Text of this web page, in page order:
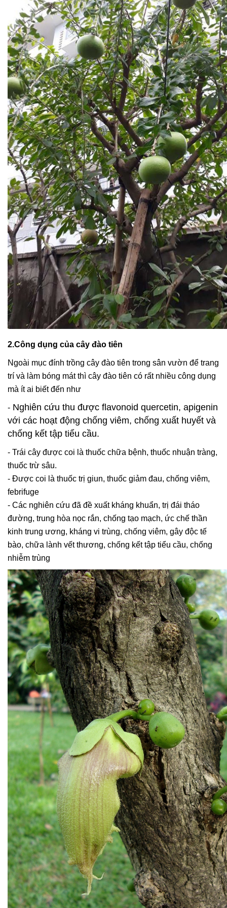
2.Công dụng của cây đào tiên
Ngoài mục đính trồng cây đào tiên trong sân vườn để trang
trí và làm bóng mát thì cây đào tiên có rất nhiều công dụng
mà ít ai biết đến như
- Nghiên cứu thu được flavonoid quercetin, apigenin
với các hoạt động chống viêm, chống xuất huyết và
chống kết tập tiểu cầu.
- Trái cây được coi là thuốc chữa bệnh, thuốc nhuận tràng,
thuốc trừ sâu.
- Được coi là thuốc trị giun, thuốc giảm đau, chống viêm,
febrifuge
- Các nghiên cứu đã đề xuất kháng khuẩn, trị đái tháo
đường, trung hòa nọc rắn, chống tạo mạch, ức chế thần
kinh trung ương, kháng vi trùng, chống viêm, gây độc tế
bào, chữa lành vết thương, chống kết tập tiểu cầu, chống
nhiễm trùng